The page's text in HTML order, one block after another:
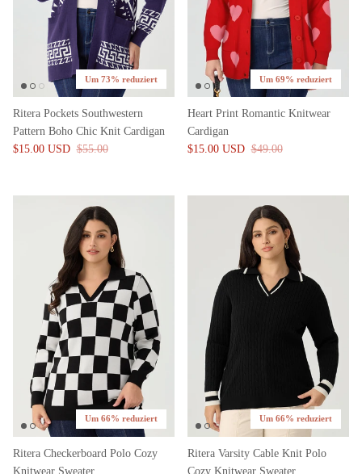
Um 73% reduziert
Ritera Pockets Southwestern
Pattern Boho Chic Knit Cardigan
$15.00 USD $55.00
Um 69% reduziert
Heart Print Romantic Knitwear
Cardigan
$15.00 USD $49.00
Um 66% reduziert
Ritera Checkerboard Polo Cozy
Knitwear Sweater
Um 66% reduziert
Ritera Varsity Cable Knit Polo
Cozy Knitwear Sweater